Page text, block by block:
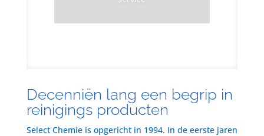
Decenniën lang een begrip in
reinigings producten
Select Chemie is opgericht in 1994. In de eerste jaren